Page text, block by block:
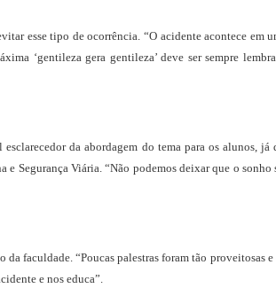
esse tipo de ocorrência. “O acidente acontece em
‘gentileza gera gentileza’ deve ser sempre
da abordagem do tema para os alunos, já
Viária. “Não podemos deixar que o
faculdade. “Poucas palestras foram tão proveitosas
e nos educa”.